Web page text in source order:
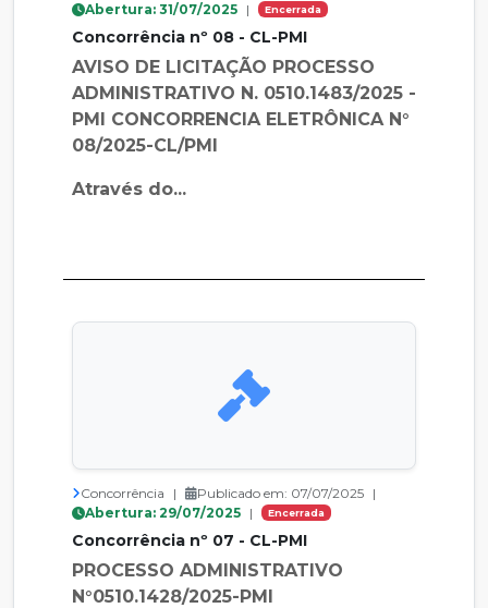
Abertura: 31/07/2025 | Encerrada
Concorrência nº 08 - CL-PMI
AVISO DE LICITAÇÃO PROCESSO
ADMINISTRATIVO N. 0510.1483/2025 -
PMI CONCORRENCIA ELETRÔNICA N°
08/2025-CL/PMI
Através do...
Concorrência | Publicado em: 07/07/2025 |
Abertura: 29/07/2025 | Encerrada
Concorrência nº 07 - CL-PMI
PROCESSO ADMINISTRATIVO
N°0510.1428/2025-PMI